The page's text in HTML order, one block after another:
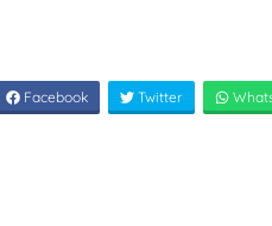
Facebook Twitter